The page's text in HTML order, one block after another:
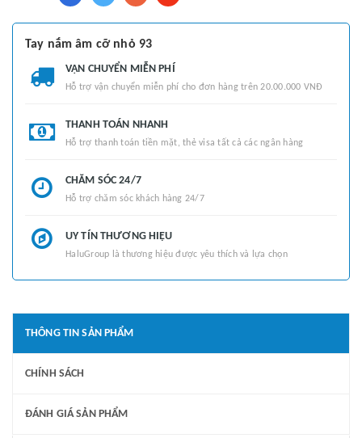
Tay nắm âm cỡ nhỏ 93
VẬN CHUYỂN MIỄN PHÍ
Hỗ trợ vận chuyển miễn phí cho đơn hàng trên 20.00.000 VNĐ
THANH TOÁN NHANH
Hỗ trợ thanh toán tiền mặt, thẻ visa tất cả các ngân hàng
CHĂM SÓC 24/7
Hỗ trợ chăm sóc khách hàng 24/7
UY TÍN THƯƠNG HIỆU
HaluGroup là thương hiệu được yêu thích và lựa chọn
THÔNG TIN SẢN PHẨM
CHÍNH SÁCH
ĐÁNH GIÁ SẢN PHẨM